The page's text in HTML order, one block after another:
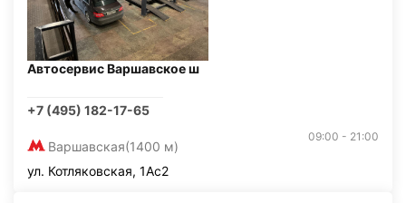
Автосервис Варшавское ш
+7 (495) 182-17-65
Варшавская(1400 м)
09:00 - 21:00
ул. Котляковская, 1Ас2